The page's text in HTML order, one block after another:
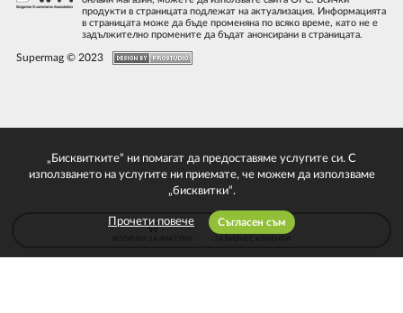
продукти в страницата подлежат на актуализация. Информацията
в страницата може да бъде променяна по всяко време, като не е
задължително промените да бъдат анонсирани в страницата.
Supermag © 2023
„Бисквитките“ ни помагат да предоставяме услугите си. С
използването на услугите ни приемате, че можем да използваме
„бисквитки“.
Прочети повече Съгласен съм